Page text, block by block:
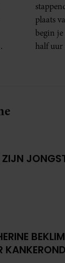
plaats
begin
half uur